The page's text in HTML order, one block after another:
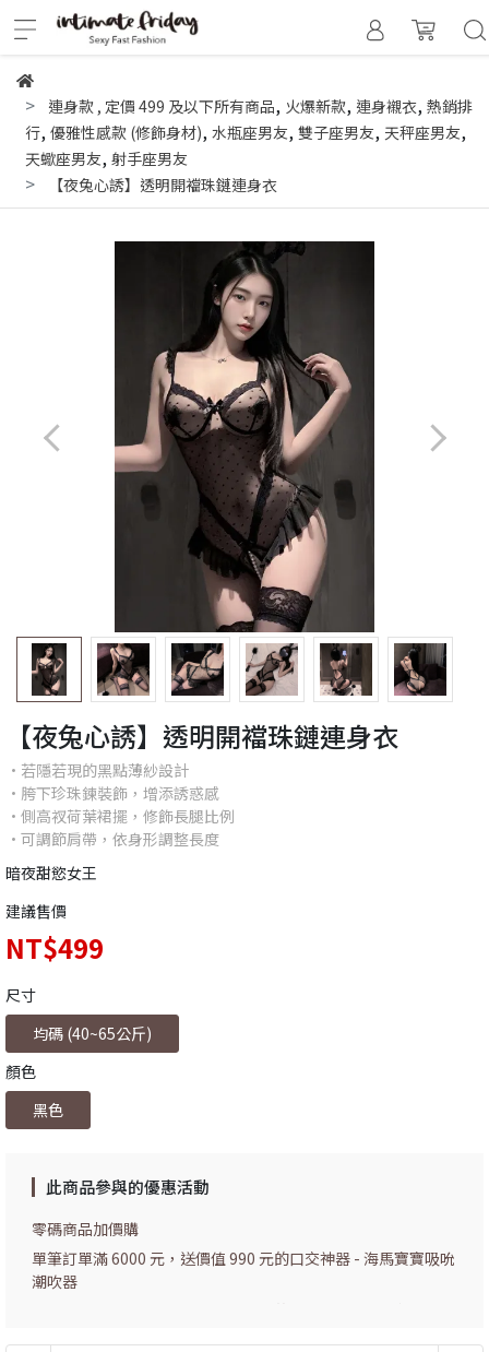
連身款 , 定價 499 及以下所有商品, 火爆新款, 連身襯衣, 熱銷排
行, 優雅性感款 (修飾身材), 水瓶座男友, 雙子座男友, 天秤座男友,
天蠍座男友, 射手座男友
【夜兔心誘】透明開襠珠鏈連身衣
【夜兔心誘】透明開襠珠鏈連身衣
•若隱若現的黑點薄紗設計
•胯下珍珠鍊裝飾，增添誘惑感
•側高衩荷葉裙擺，修飾長腿比例
•可調節肩帶，依身形調整長度
暗夜甜慾女王
建議售價
NT$499
尺寸
均碼 (40~65公斤)
顏色
黑色
此商品參與的優惠活動
零碼商品加價購
單筆訂單滿 6000 元，送價值 990 元的口交神器 - 海馬寶寶吸吮
潮吹器